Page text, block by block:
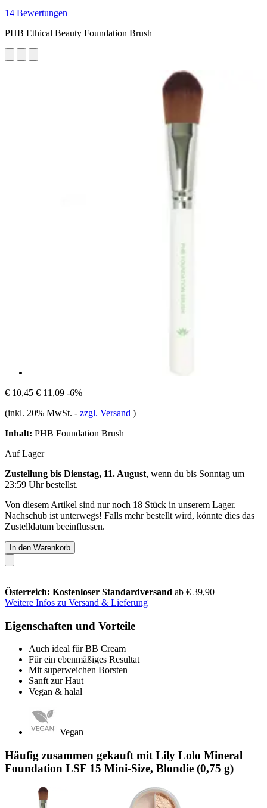
14 Bewertungen
PHB Ethical Beauty Foundation Brush
€ 10,45 € 11,09 -6%
(inkl. 20% MwSt. - zzgl. Versand )
Inhalt: PHB Foundation Brush
Auf Lager
Zustellung bis Dienstag, 11. August, wenn du bis Sonntag um
23:59 Uhrbestellst.
Von diesem Artikel sind nur noch 18 Stück in unserem Lager.
Nachschub ist unterwegs! Falls mehr bestellt wird, könnte dies das
Zustelldatum beeinflussen.
In den Warenkorb
Österreich: Kostenloser Standardversand ab € 39,90
Weitere Infos zu Versand & Lieferung
Eigenschaften und Vorteile
Auch ideal für BB Cream
Für ein ebenmäßiges Resultat
Mit superweichen Borsten
Sanft zur Haut
Vegan & halal
Vegan
Häufig zusammen gekauft mit Lily Lolo Mineral
Foundation LSF 15 Mini-Size, Blondie (0,75 g)